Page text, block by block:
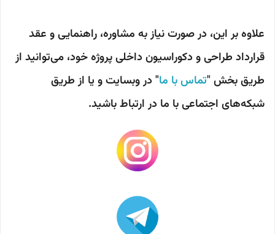
علاوه بر این، در صورت نیاز به مشاوره، راهنمایی و عقد
قرارداد طراحی و دکوراسیون داخلی پروژه خود، می‌توانید از
طریق بخش "تماس با ما" در وبسایت و یا از طریق
شبکه‌های اجتماعی با ما در ارتباط باشید.